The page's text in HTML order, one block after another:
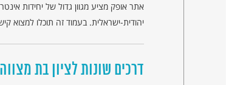
אתר אופק מציע מגוון גדול של יחידות
יהודית-ישראלית. בעמוד זה תוכלו למצוא
דרכים שונות לציון בת